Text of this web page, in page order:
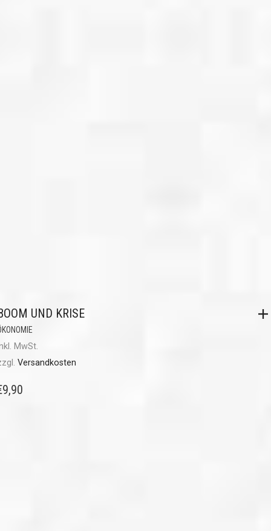
UND KRISE
MwSt.
Versandkosten
9,90